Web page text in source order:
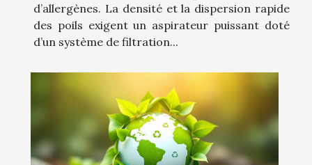
d’allergènes. La densité et la dispersion rapide
des poils exigent un aspirateur puissant doté
d’un système de filtration...